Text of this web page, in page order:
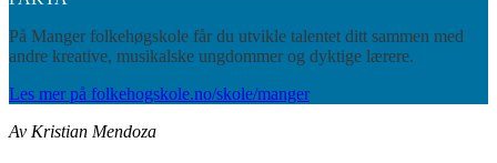
På Manger folkehøgskole får du utvikle talentet ditt sammen med
andre kreative, musikalske ungdommer og dyktige lærere.
Les mer på folkehogskole.no/skole/manger
Av Kristian Mendoza